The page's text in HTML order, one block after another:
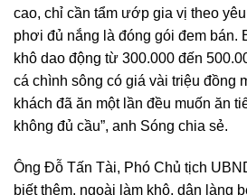
cao, chỉ cần tẩm ướp gia vị theo
phơi đủ nắng là đóng gói đem bán.
khô dao động từ 300.000 đến
cá chình sông có giá vài triệu đồng
khách đã ăn một lần đều muốn ăn
không đủ cầu”, anh Sóng chia sẻ.
Ông Đỗ Tấn Tài, Phó Chủ tịch
biết thêm, ngoài làm khô, dân làng